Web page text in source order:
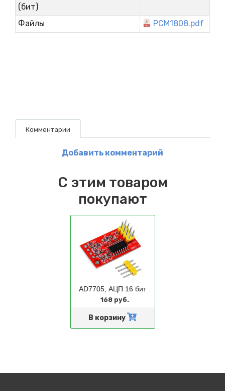
(бит)
Файлы PCM1808.pdf
Комментарии
Добавить комментарий
С этим товаром
покупают
AD7705, АЦП 16 бит
168 руб.
В корзину